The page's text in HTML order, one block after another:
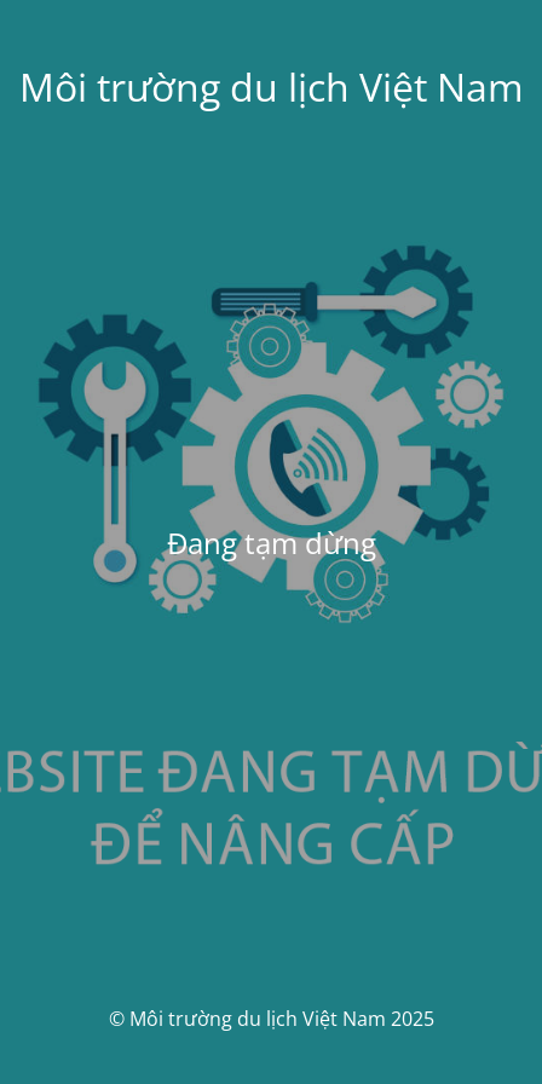
Môi trường du lịch Việt Nam
Đang tạm dừng
© Môi trường du lịch Việt Nam 2025